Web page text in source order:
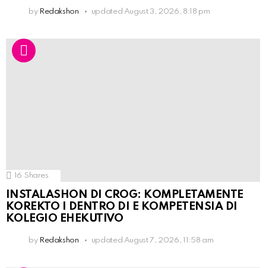
by Redakshon updated August 3, 2026, 8:18 pm
16 Shares
INSTALASHON DI CROG: KOMPLETAMENTE
KOREKTO I DENTRO DI E KOMPETENSIA DI
KOLEGIO EHEKUTIVO
by Redakshon updated August 7, 2026, 11:58 am